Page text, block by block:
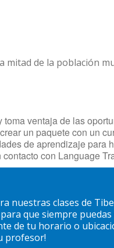
mitad de la población
ventaja de las
un paquete con un
de aprendizaje para
contacto con Language
nuestras clases de
que siempre
de tu horario o
profesor!